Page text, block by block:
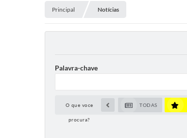
Principal Notícias
Palavra-chave
O que voce
procura?
TODAS